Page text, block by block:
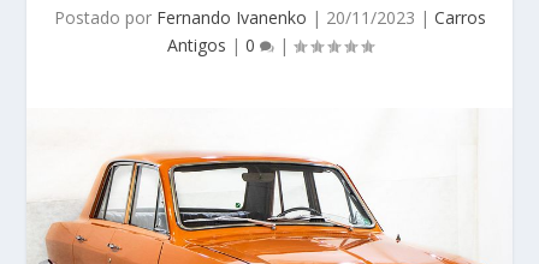
Postado por Fernando Ivanenko | 20/11/2023 | Carros
Antigos | 0 |